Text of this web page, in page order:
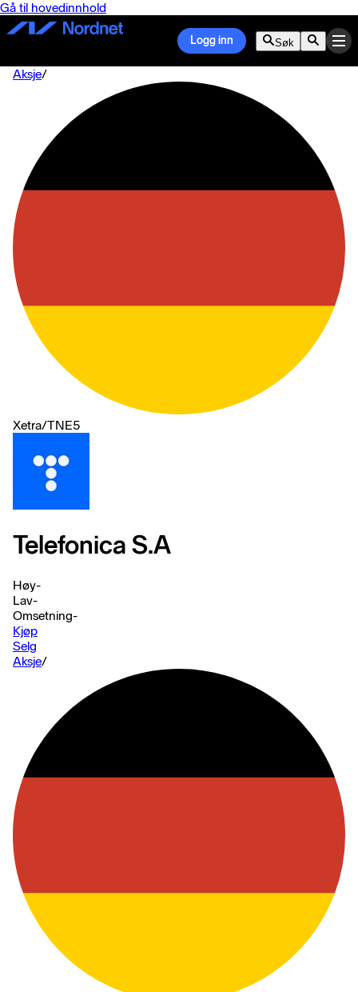
Gå til hovedinnhold
Logg inn Søk
Aksje/
Xetra/TNE5
Telefonica S.A
Høy-
Lav-
Omsetning-
Kjøp
Selg
Aksje/